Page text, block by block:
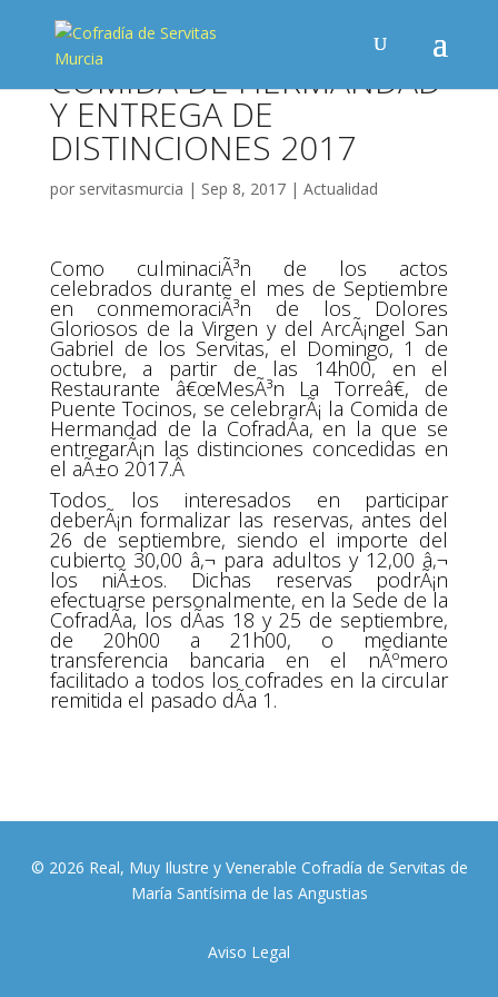
COMIDA DE HERMANDAD
Y ENTREGA DE
DISTINCIONES 2017
por servitasmurcia | Sep 8, 2017| Actualidad
Como culminaciÃ³n de los actos
celebrados durante el mes de Septiembre
en conmemoraciÃ³n de los Dolores
Gloriosos de la Virgen y del ArcÃ¡ngel San
Gabriel de los Servitas, el Domingo, 1 de
octubre, a partir de las 14h00, en el
Restaurante â€œMesÃ³n La Torreâ€, de
Puente Tocinos, se celebrarÃ¡ la Comida de
Hermandad de la CofradÃ­a, en la que se
entregarÃ¡n las distinciones concedidas en
el aÃ±o 2017.Â
Todos los interesados en participar
deberÃ¡n formalizar las reservas, antes del
26 de septiembre, siendo el importe del
cubierto 30,00 â‚¬ para adultos y 12,00 â‚¬
los niÃ±os. Dichas reservas podrÃ¡n
efectuarse personalmente, en la Sede de la
CofradÃ­a, los dÃ­as 18 y 25 de septiembre,
de 20h00 a 21h00, o mediante
transferencia bancaria en el nÃºmero
facilitado a todos los cofrades en la circular
remitida el pasado dÃ­a 1.
© 2026 Real, Muy Ilustre y Venerable Cofradía de Servitas de
María Santísima de las Angustias
Aviso Legal